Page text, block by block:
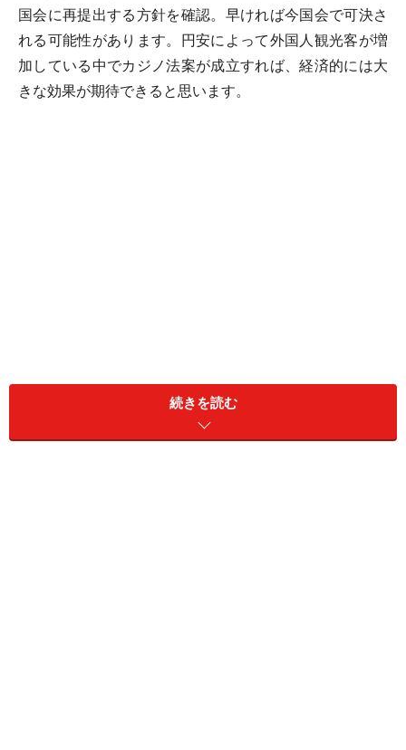
国会に再提出する方針を確認。早ければ今国会で可決さ
れる可能性があります。円安によって外国人観光客が増
加している中でカジノ法案が成立すれば、経済的には大
きな効果が期待できると思います。
たとえば東京五輪には開催へ向けてのインフラ建設、そ
続きを読む